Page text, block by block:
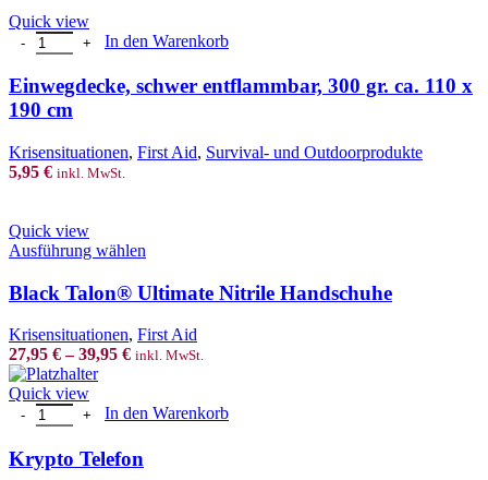
Quick view
Einwegdecke, schwer entflammbar, 300 gr. ca. 110 x 190 cm Menge
In den Warenkorb
Einwegdecke, schwer entflammbar, 300 gr. ca. 110 x
190 cm
Krisensituationen, First Aid, Survival- und Outdoorprodukte
5,95 € inkl. MwSt.
Quick view
Ausführung wählen
has
multiple
variants.
The
be
chosen
Black Talon® Ultimate Nitrile Handschuhe
Krisensituationen, First Aid
27,95 €–39,95 € inkl. MwSt.
Quick view
Krypto Telefon MengeIn den Warenkorb
Krypto Telefon